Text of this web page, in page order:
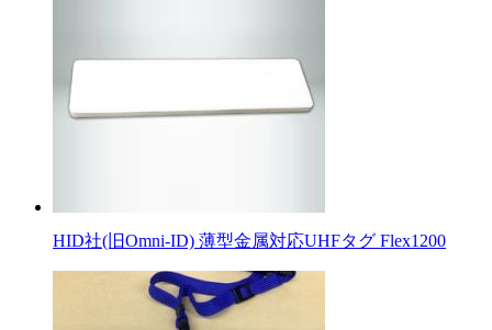
HID社(旧Omni-ID) 薄型金属対応UHFタグ Flex1200